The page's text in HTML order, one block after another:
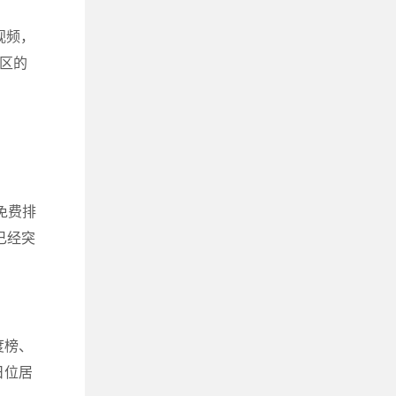
，
的
费排
经突
、
位居